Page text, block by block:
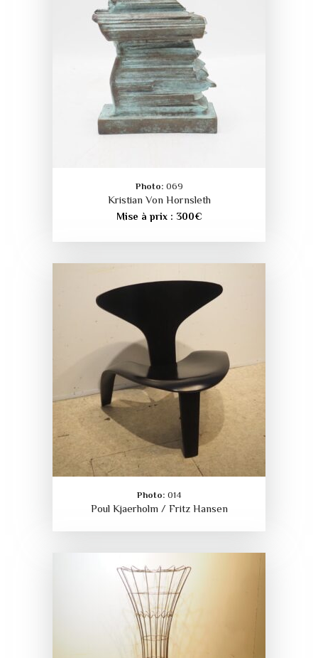
Photo: 069
Kristian Von Hornsleth
Mise à prix : 300€
Photo: 014
Poul Kjaerholm / Fritz Hansen